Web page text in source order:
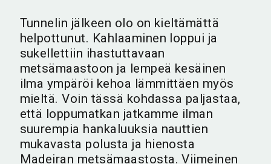
Tunnelin jälkeen olo on kieltämättä
helpottunut. Kahlaaminen loppui ja
sukellettiin ihastuttavaan
metsämaastoon ja lempeä kesäinen
ilma ympäröi kehoa lämmittäen myös
mieltä. Voin tässä kohdassa paljastaa,
että loppumatkan jatkamme ilman
suurempia hankaluuksia nauttien
mukavasta polusta ja hienosta
Madeiran metsämaastosta. Viimeinen